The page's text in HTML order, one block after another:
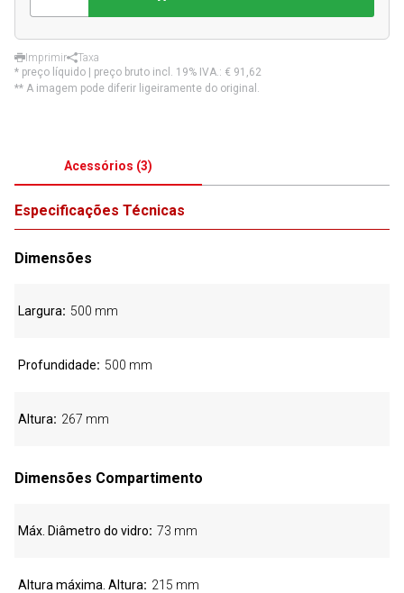
Imprimir
Taxa
* preço líquido | preço bruto incl. 19% IVA.: € 91,62
** A imagem pode diferir ligeiramente do original.
Acessórios (3)
Especificações Técnicas
Dimensões
Largura 500 mm
Profundidade 500 mm
Altura 267 mm
Dimensões Compartimento
Máx. Diâmetro do vidro 73 mm
Altura máxima. Altura 215 mm